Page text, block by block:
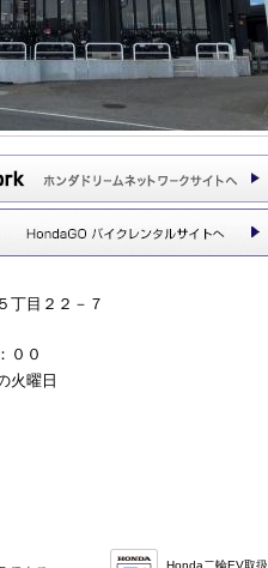
丁目２２－７
００
火曜日
Honda二輪EV取扱